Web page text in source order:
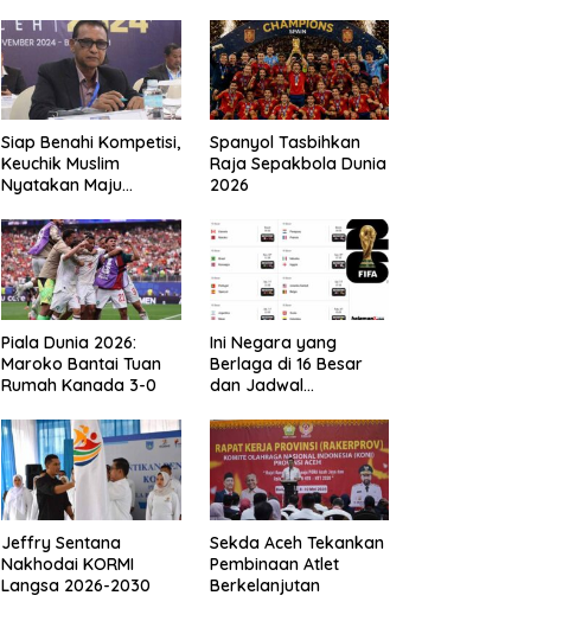
Siap Benahi Kompetisi,
Keuchik Muslim
Nyatakan Maju
Asprov PSSI Aceh
Spanyol Tasbihkan
Raja Sepakbola Dunia
2026
Piala Dunia 2026:
Maroko Bantai Tuan
Rumah Kanada 3-0
Ini Negara yang
Berlaga di 16 Besar
dan Jadwal
Perdelapan final Piala
Dunia 2026
Jeffry Sentana
Nakhodai KORMI
Langsa 2026-2030
Sekda Aceh Tekankan
Pembinaan Atlet
Berkelanjutan